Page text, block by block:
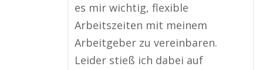
es mir wichtig, flexible
Arbeitszeiten mit meinem
Arbeitgeber zu vereinbaren.
Leider stieß ich dabei auf